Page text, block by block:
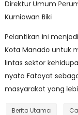
Direktur Umum
Kurniawan Biki
Pelantikan ini
Kota Manado untuk
lintas sektor
nyata Fatayat
masyarakat yang
Berita Utama